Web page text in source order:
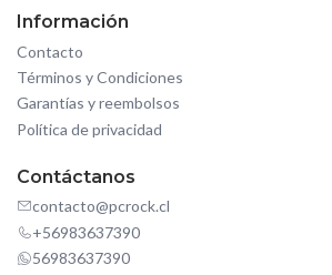
Información
Contacto
Términos y Condiciones
Garantías y reembolsos
Política de privacidad
Contáctanos
contacto@pcrock.cl
+56983637390
56983637390